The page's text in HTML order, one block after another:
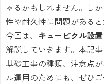
ゃるかもしれません。し
性や耐久性に問題があると
今回は、 キュービクル設
解説していきます。本記
基礎工事の種類、注意点
ル運用のためにも、ぜひご